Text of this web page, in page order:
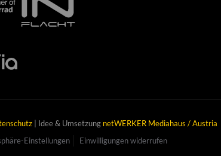
| Idee & Umsetzung netWERKER Mediahaus / Austria
Einstellungen Einwilligungen widerrufen